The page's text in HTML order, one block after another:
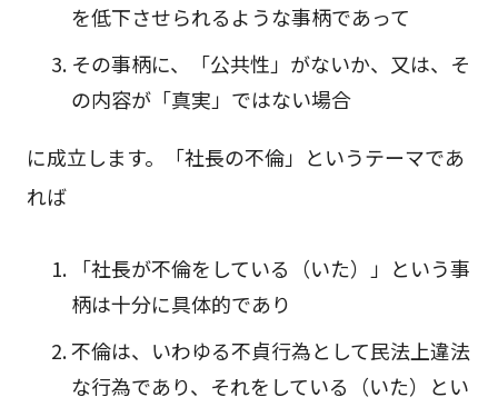
を低下させられるような事柄であって
その事柄に、「公共性」がないか、又は、そ
の内容が「真実」ではない場合
に成立します。「社長の不倫」というテーマであ
れば
「社長が不倫をしている（いた）」という事
柄は十分に具体的であり
不倫は、いわゆる不貞行為として民法上違法
な行為であり、それをしている（いた）とい